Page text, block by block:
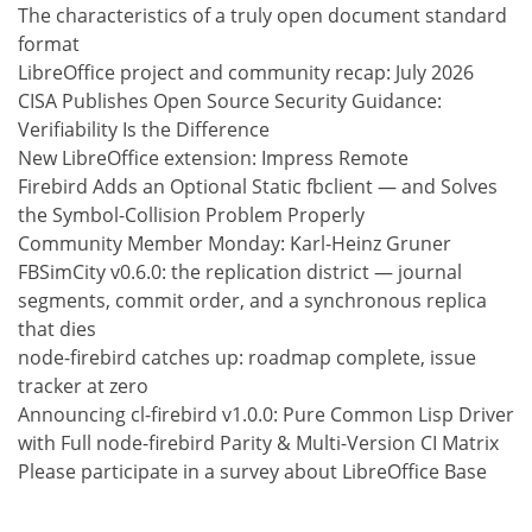
The characteristics of a truly open document standard
format
LibreOffice project and community recap: July 2026
CISA Publishes Open Source Security Guidance:
Verifiability Is the Difference
New LibreOffice extension: Impress Remote
Firebird Adds an Optional Static fbclient — and Solves
the Symbol-Collision Problem Properly
Community Member Monday: Karl-Heinz Gruner
FBSimCity v0.6.0: the replication district — journal
segments, commit order, and a synchronous replica
that dies
node-firebird catches up: roadmap complete, issue
tracker at zero
Announcing cl-firebird v1.0.0: Pure Common Lisp Driver
with Full node-firebird Parity & Multi-Version CI Matrix
Please participate in a survey about LibreOffice Base